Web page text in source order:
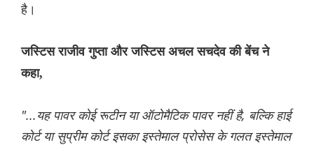
है।
जस्टिस राजीव गुप्ता और जस्टिस अचल सचदेव की बेंच ने
कहा,
"...यह पावर कोई रूटीन या ऑटोमैटिक पावर नहीं है, बल्कि हाई
कोर्ट या सुप्रीम कोर्ट इसका इस्तेमाल प्रोसेस के गलत इस्तेमाल